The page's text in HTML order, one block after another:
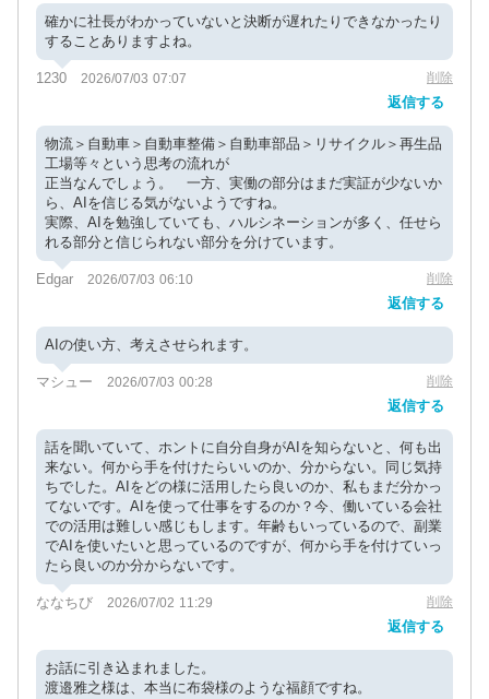
確かに社長がわかっていないと決断が遅れたりできなかったり
することありますよね。
1230 2026/07/03 07:07 削除
返信する
物流＞自動車＞自動車整備＞自動車部品＞リサイクル＞再生品
工場等々という思考の流れが
正当なんでしょう。 一方、実働の部分はまだ実証が少ないか
ら、AIを信じる気がないようですね。
実際、AIを勉強していても、ハルシネーションが多く、任せら
れる部分と信じられない部分を分けています。
Edgar 2026/07/03 06:10 削除
返信する
AIの使い方、考えさせられます。
マシュー 2026/07/03 00:28 削除
返信する
話を聞いていて、ホントに自分自身がAIを知らないと、何も出
来ない。何から手を付けたらいいのか、分からない。同じ気持
ちでした。AIをどの様に活用したら良いのか、私もまだ分かっ
てないです。AIを使って仕事をするのか？今、働いている会社
での活用は難しい感じもします。年齢もいっているので、副業
でAIを使いたいと思っているのですが、何から手を付けていっ
たら良いのか分からないです。
ななちび 2026/07/02 11:29 削除
返信する
お話に引き込まれました。
渡邉雅之様は、本当に布袋様のような福顔ですね。